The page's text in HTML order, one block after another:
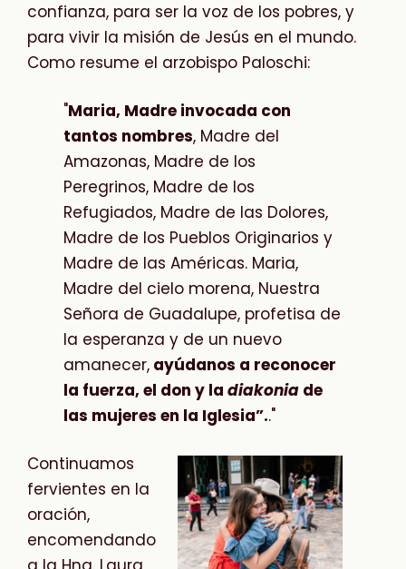
confianza, para ser la voz de los pobres, y
para vivir la misión de Jesús en el mundo.
Como resume el arzobispo Paloschi:
"Maria, Madre invocada con
tantos nombres, Madre del
Amazonas, Madre de los
Peregrinos, Madre de los
Refugiados, Madre de las Dolores,
Madre de los Pueblos Originarios y
Madre de las Américas. Maria,
Madre del cielo morena, Nuestra
Señora de Guadalupe, profetisa de
la esperanza y de un nuevo
amanecer, ayúdanos a reconocer
la fuerza, el don y la diakonia de
las mujeres en la Iglesia”.."
Continuamos
fervientes en la
oración,
encomendando